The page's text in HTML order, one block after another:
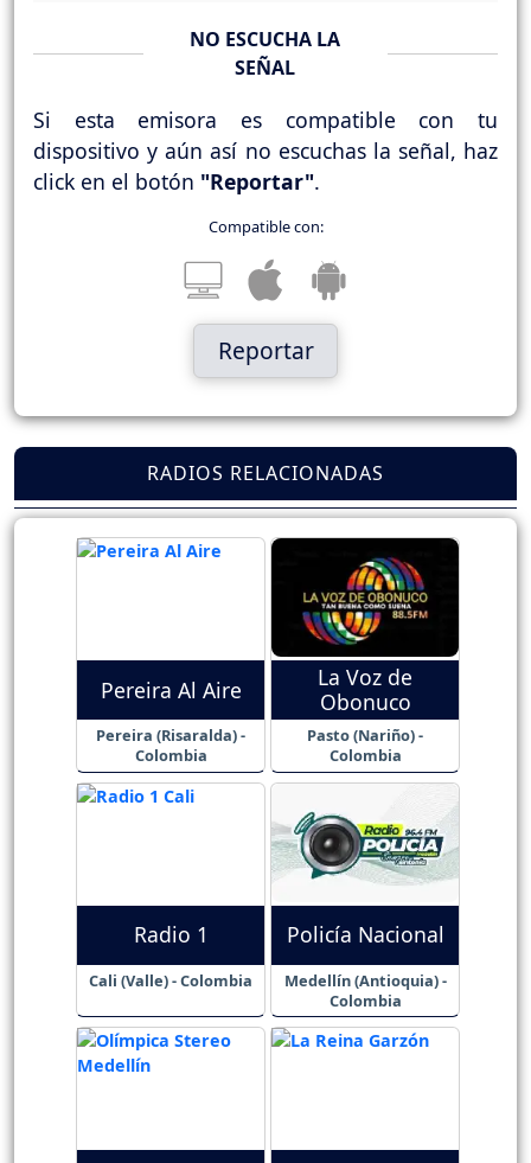
NO ESCUCHA LA
SEÑAL
Si esta emisora es compatible con tu
dispositivo y aún así no escuchas la señal, haz
click en el botón "Reportar".
Compatible con:
Reportar
RADIOS RELACIONADAS
Pereira Al Aire
Pereira (Risaralda) -
Colombia
La Voz de
Obonuco
Pasto (Nariño) -
Colombia
Radio 1
Cali (Valle) - Colombia
Policía Nacional
Medellín (Antioquia) -
Colombia